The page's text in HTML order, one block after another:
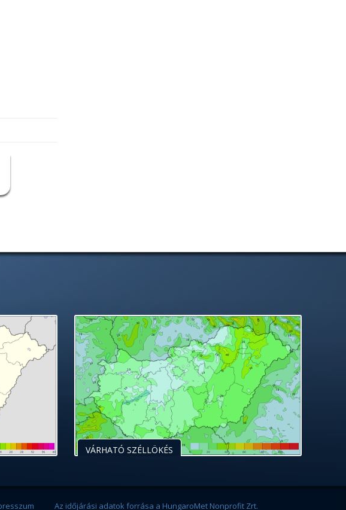
VÁRHATÓ SZÉLLÖKÉS
Az időjárási adatok forrása a HungaroMet Nonprofit Zrt.